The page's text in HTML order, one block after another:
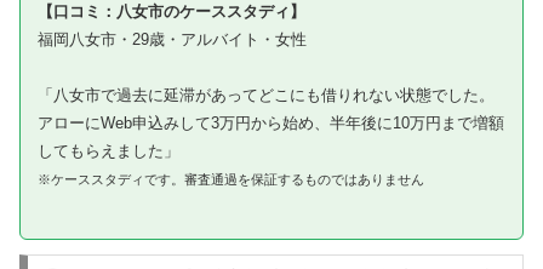
【口コミ：八女市のケーススタディ】
福岡八女市・29歳・アルバイト・女性
「八女市で過去に延滞があってどこにも借りれない状態でした。
アローにWeb申込みして3万円から始め、半年後に10万円まで増額
してもらえました」
※ケーススタディです。審査通過を保証するものではありません